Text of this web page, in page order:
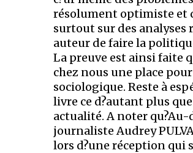
résolument optimiste et
surtout sur des analyses
auteur de faire la
La preuve est ainsi faite
chez nous une place
sociologique. Reste à
livre ce d?autant plus
actualité. A noter qu?Au-
journaliste Audrey
lors d?une réception qui